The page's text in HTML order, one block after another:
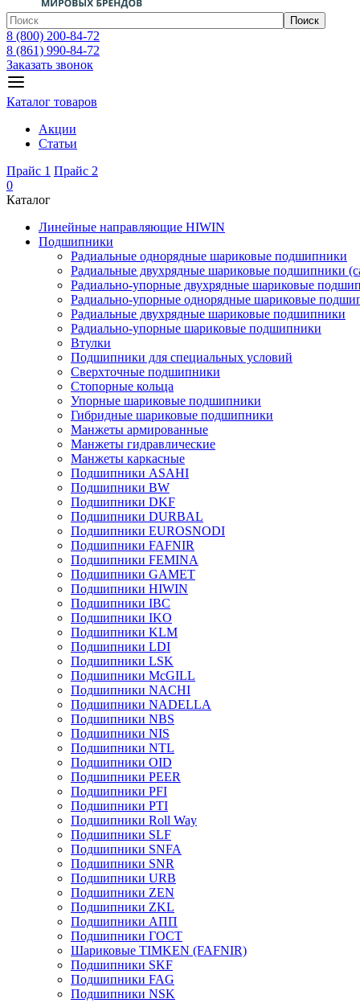
Поиск
8 (800) 200-84-72
8 (861) 990-84-72
Заказать звонок
Каталог товаров
Акции
Статьи
Прайс 1 Прайс 2
0
Каталог
Линейные направляющие HIWIN
Подшипники
Радиальные однорядные шариковые подшипники
Радиальные двухрядные шариковые подшипники
Радиально-упорные двухрядные шариковые
Радиально-упорные однорядные шариковые
Радиальные двухрядные шариковые подшипники
Радиально-упорные шариковые подшипники
Втулки
Подшипники для специальных условий
Сверхточные подшипники
Стопорные кольца
Упорные шариковые подшипники
Гибридные шариковые подшипники
Манжеты армированные
Манжеты гидравлические
Манжеты каркасные
Подшипники ASAHI
Подшипники BW
Подшипники DKF
Подшипники DURBAL
Подшипники EUROSNODI
Подшипники FAFNIR
Подшипники FEMINA
Подшипники GAMET
Подшипники HIWIN
Подшипники IBC
Подшипники IKO
Подшипники KLM
Подшипники LDI
Подшипники LSK
Подшипники McGILL
Подшипники NACHI
Подшипники NADELLA
Подшипники NBS
Подшипники NIS
Подшипники NTL
Подшипники OID
Подшипники PEER
Подшипники PFI
Подшипники PTI
Подшипники Roll Way
Подшипники SLF
Подшипники SNFA
Подшипники SNR
Подшипники URB
Подшипники ZEN
Подшипники ZKL
Подшипники АПП
Подшипники ГОСТ
Шариковые ТІMKEN (FAFNIR)
Подшипники SKF
Подшипники FAG
Подшипники NSK